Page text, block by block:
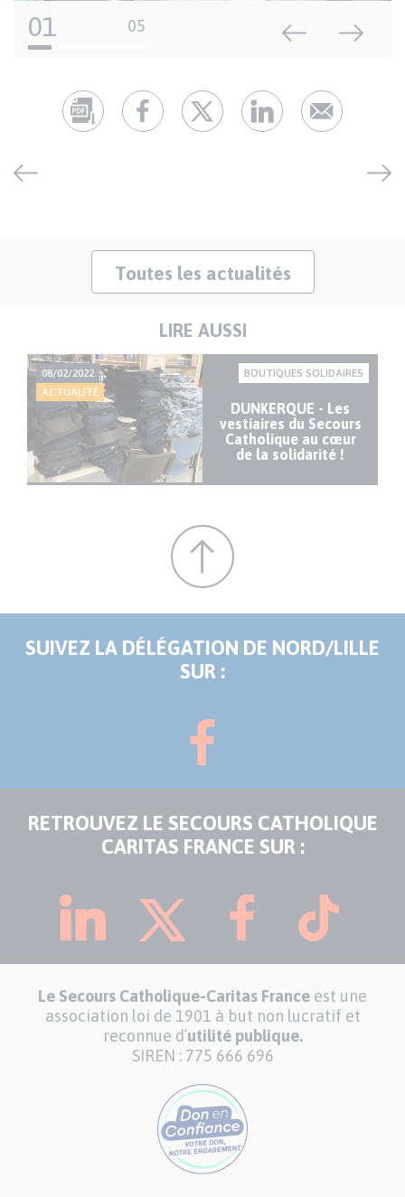
01 05
Toutes les actualités
LIRE AUSSI
08/02/2022
ACTUALITÉ
BOUTIQUES SOLIDAIRES
DUNKERQUE - Les
vestiaires du Secours
Catholique au cœur
de la solidarité !
SUIVEZ LA DÉLÉGATION DE NORD/LILLE
SUR :
RETROUVEZ LE SECOURS CATHOLIQUE
CARITAS FRANCE SUR :
Le Secours Catholique-Caritas France est une
association loi de 1901 à but non lucratif et
reconnue d’utilité publique.
SIREN : 775 666 696